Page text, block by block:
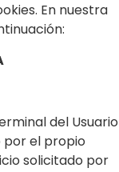
En nuestra
del Usuario
por el propio
solicitado por